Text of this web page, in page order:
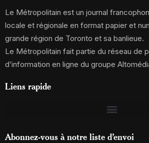
Le Métropolitain est un journal
locale et régionale en format papier et
grande région de Toronto et sa banlieue.
Le Métropolitain fait partie du réseau de
d’information en ligne du groupe
Liens rapide
Abonnez-vous à notre liste d’envoi